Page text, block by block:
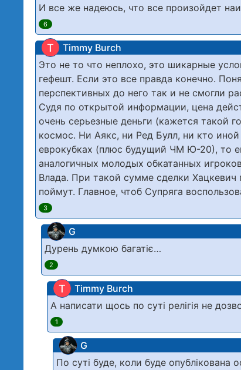
И все же надеюсь, что все произойдет
6
T Timmy Burch
Это не то что неплохо, это шикарные
гефешт. Если это все правда конечно.
перспективных до него так и не смогли
Судя по открытой информации, цена
очень серьезные деньги (кажется такой
космос. Ни Аякс, ни Ред Булл, ни кто
еврокубках (плюс будущий ЧМ Ю-20), то
аналогичных молодых обкатанных
Влада. При такой сумме сделки
поймут. Главное, чтоб Супряга
3
G
Дурень думкою багатіє…
2
T Timmy Burch
А написати щось по суті релігія не
1
G
По суті буде, коли буде